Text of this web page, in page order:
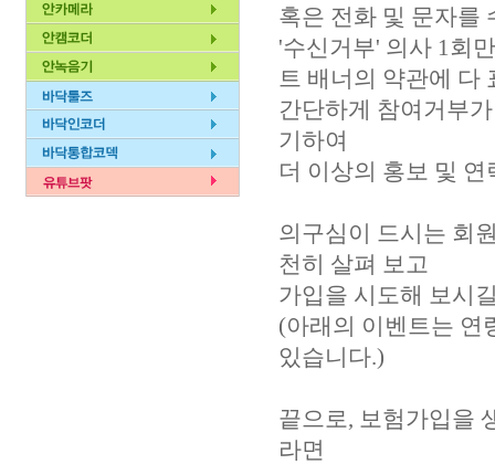
혹은 전화 및 문자를
'수신거부' 의사 1회
트 배너의 약관에 다
간단하게 참여거부
기하여
더 이상의 홍보 및
의구심이 드시는 회
천히 살펴 보고
가입을 시도해 보시
(아래의 이벤트는 연
있습니다.)
끝으로, 보험가입을
라면